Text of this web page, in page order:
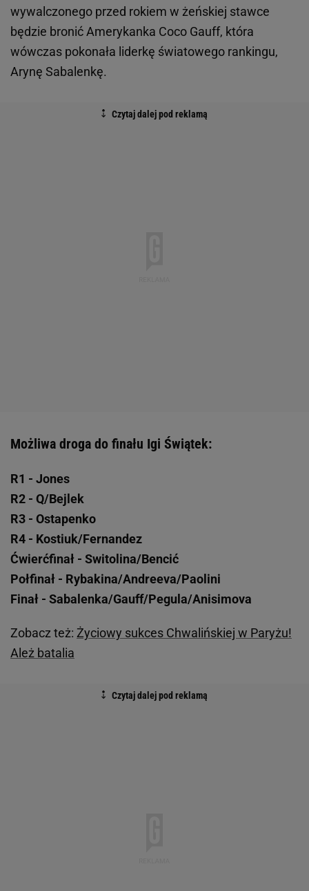
wywalczonego przed rokiem w żeńskiej stawce
będzie bronić Amerykanka Coco Gauff, która
wówczas pokonała liderkę światowego rankingu,
Arynę Sabalenkę.
Możliwa droga do finału Igi Świątek:
R1 - Jones
R2 - Q/Bejlek
R3 - Ostapenko
R4 - Kostiuk/Fernandez
Ćwierćfinał - Switolina/Bencić
Połfinał - Rybakina/Andreeva/Paolini
Finał - Sabalenka/Gauff/Pegula/Anisimova
Zobacz też: Życiowy sukces Chwalińskiej w Paryżu!
Ależ batalia